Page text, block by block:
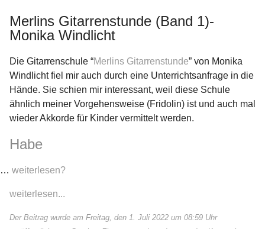
Merlins Gitarrenstunde (Band 1)-
Monika Windlicht
Die Gitarrenschule “Merlins Gitarrenstunde” von Monika
Windlicht fiel mir auch durch eine Unterrichtsanfrage in die
Hände. Sie schien mir interessant, weil diese Schule
ähnlich meiner Vorgehensweise (Fridolin) ist und auch mal
wieder Akkorde für Kinder vermittelt werden.
Habe
… weiterlesen?
weiterlesen...
Der Beitrag wurde am Freitag, den 1. Juli 2022 um 08:59 Uhr